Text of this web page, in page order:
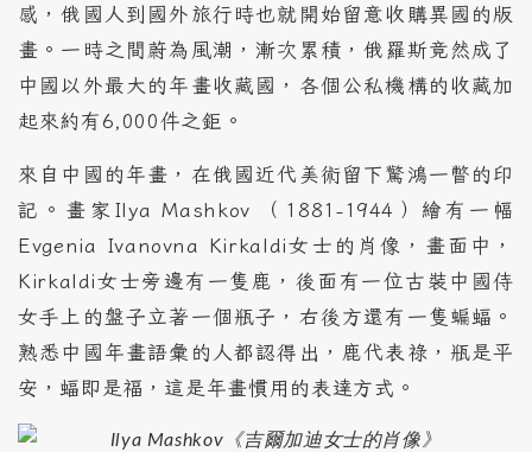
感，俄國人到國外旅行時也就開始留意收購異國的版
畫。一時之間蔚為風潮，漸次累積，俄羅斯竟然成了
中國以外最大的年畫收藏國，各個公私機構的收藏加
起來約有6,000件之鉅。
來自中國的年畫，在俄國近代美術留下驚鴻一瞥的印
記。畫家Ilya Mashkov （1881-1944）繪有一幅
Evgenia Ivanovna Kirkaldi女士的肖像，畫面中，
Kirkaldi女士旁邊有一隻鹿，後面有一位古裝中國侍
女手上的盤子立著一個瓶子，右後方還有一隻蝙蝠。
熟悉中國年畫語彙的人都認得出，鹿代表祿，瓶是平
安，蝠即是福，這是年畫慣用的表達方式。